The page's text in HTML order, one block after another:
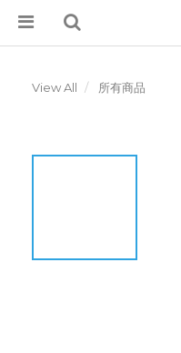
View All 所有商品